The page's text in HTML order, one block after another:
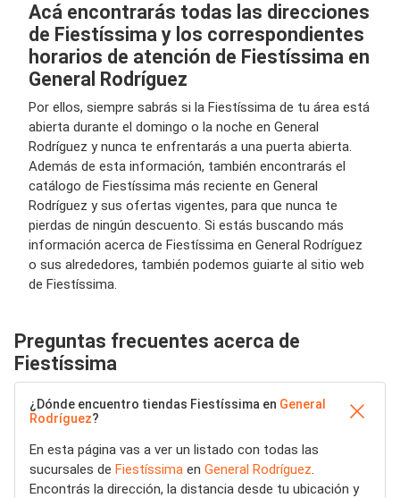
Acá encontrarás todas las direcciones
de Fiestíssima y los correspondientes
horarios de atención de Fiestíssima en
General Rodríguez
Por ellos, siempre sabrás si la Fiestíssima de tu área está
abierta durante el domingo o la noche en General
Rodríguez y nunca te enfrentarás a una puerta abierta.
Además de esta información, también encontrarás el
catálogo de Fiestíssima más reciente en General
Rodríguez y sus ofertas vigentes, para que nunca te
pierdas de ningún descuento. Si estás buscando más
información acerca de Fiestíssima en General Rodríguez
o sus alrededores, también podemos guiarte al sitio web
de Fiestíssima.
Preguntas frecuentes acerca de
Fiestíssima
¿Dónde encuentro tiendas Fiestíssima en General
Rodríguez?
En esta página vas a ver un listado con todas las
sucursales de Fiestíssima en General Rodríguez.
Encontrás la dirección, la distancia desde tu ubicación y